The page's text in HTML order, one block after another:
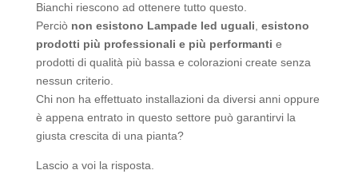
Bianchi riescono ad ottenere tutto questo.
Perciò non esistono Lampade led uguali, esistono
prodotti più professionali e più performanti e
prodotti di qualità più bassa e colorazioni create senza
nessun criterio.
Chi non ha effettuato installazioni da diversi anni oppure
è appena entrato in questo settore può garantirvi la
giusta crescita di una pianta?
Lascio a voi la risposta.